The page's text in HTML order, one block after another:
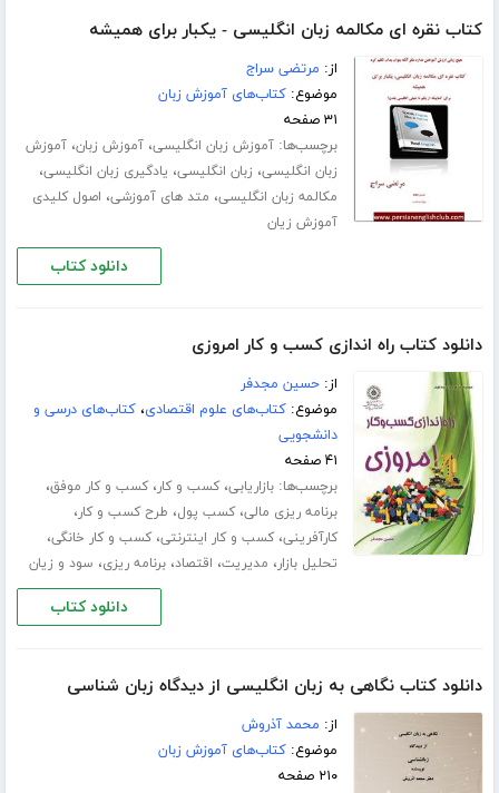
کتاب نقره ای مکالمه زبان انگلیسی - یکبار برای همیشه
از: مرتضی سراج
موضوع:کتاب‌های آموزش زبان
۳۱ صفحه
برچسب‌ها:آموزش زبان انگلیسی،آموزش زبان،آموزش
زبان انگلیسی، زبان انگلیسی، یادگیری زبان انگلیسی،
مکالمه زبان انگلیسی، متد های آموزشی، اصول کلیدی
آموزش زیان
دانلود کتاب
دانلود کتاب راه اندازی کسب و کار امروزی
از:حسین مجدفر
موضوع:کتاب‌های علوم اقتصادی،کتاب‌های درسی و
دانشجویی
۴۱ صفحه
برچسب‌ها:بازاریابی،کسب و کار،کسب و کار موفق،
برنامه ریزی مالی،کسب پول، طرح کسب و کار،
کارآفرینی،کسب و کار اینترنتی،کسب و کار خانگی،
تحلیل بازار، مدیریت، اقتصاد،برنامه ریزی، سود و زیان
دانلود کتاب
دانلود کتاب نگاهی به زبان انگلیسی از دیدگاه زبان شناسی
از: محمد آذروش
موضوع:کتاب‌های آموزش زبان
۲۱۰ صفحه